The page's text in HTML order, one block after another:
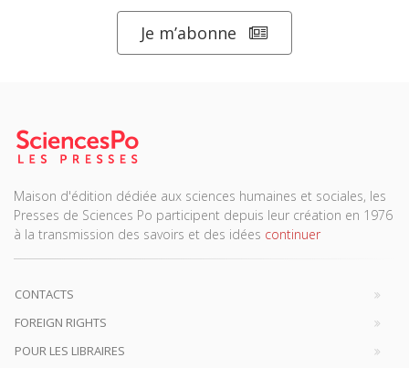
Je m’abonne
Maison d'édition dédiée aux sciences humaines et sociales, les
Presses de Sciences Po participent depuis leur création en 1976
à la transmission des savoirs et des idées continuer
CONTACTS
FOREIGN RIGHTS
POUR LES LIBRAIRES